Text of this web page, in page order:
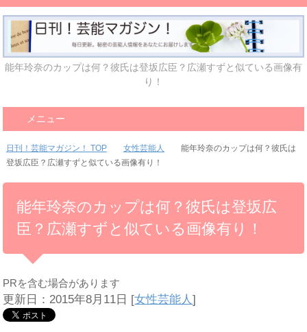
能年玲奈のカップは何？彼氏は登坂広臣？広瀬すずと似ている画像有
り！
メニュー
日刊！芸能マガジン！ TOP 女性芸能人
能年玲奈のカップは何？彼氏は
登坂広臣？広瀬すずと似ている画像有り！
能年玲奈のカップは何？彼氏は登坂広
臣？広瀬すずと似ている画像有り！
PRを含む場合があります
更新日：2015年8月11日 [女性芸能人]